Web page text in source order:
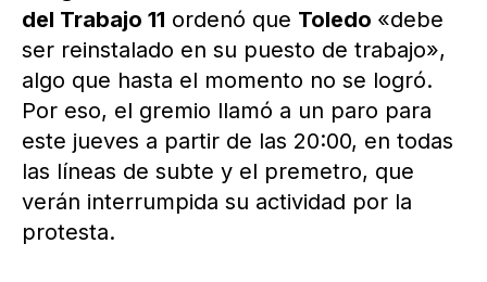
del Trabajo 11 ordenó que Toledo «debe
ser reinstalado en su puesto de trabajo»,
algo que hasta el momento no se logró.
Por eso, el gremio llamó a un paro para
este jueves a partir de las 20:00, en todas
las líneas de subte y el premetro, que
verán interrumpida su actividad por la
protesta.